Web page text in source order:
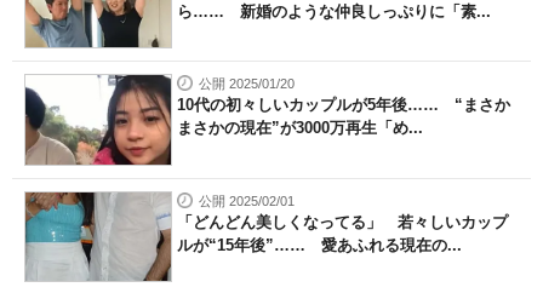
ら…… 新婚のような仲良しっぷりに「素...
公開 2025/01/20
10代の初々しいカップルが5年後…… “まさか
まさかの現在”が3000万再生「め...
公開 2025/02/01
「どんどん美しくなってる」 若々しいカップ
ルが“15年後”…… 愛あふれる現在の...